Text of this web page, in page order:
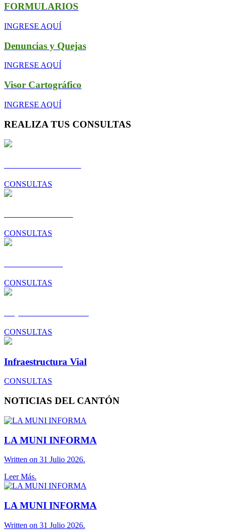
FORMULARIOS
INGRESE AQUÍ
Denuncias y Quejas
INGRESE AQUÍ
Visor Cartográfico
INGRESE AQUÍ
REALIZA TUS CONSULTAS
CONSULTAS
CONSULTAS
CONSULTAS
CONSULTAS
Infraestructura Vial
CONSULTAS
NOTICIAS DEL CANTÓN
LA MUNI INFORMA
Written on 31 Julio 2026.
Leer Más.
LA MUNI INFORMA
Written on 31 Julio 2026.